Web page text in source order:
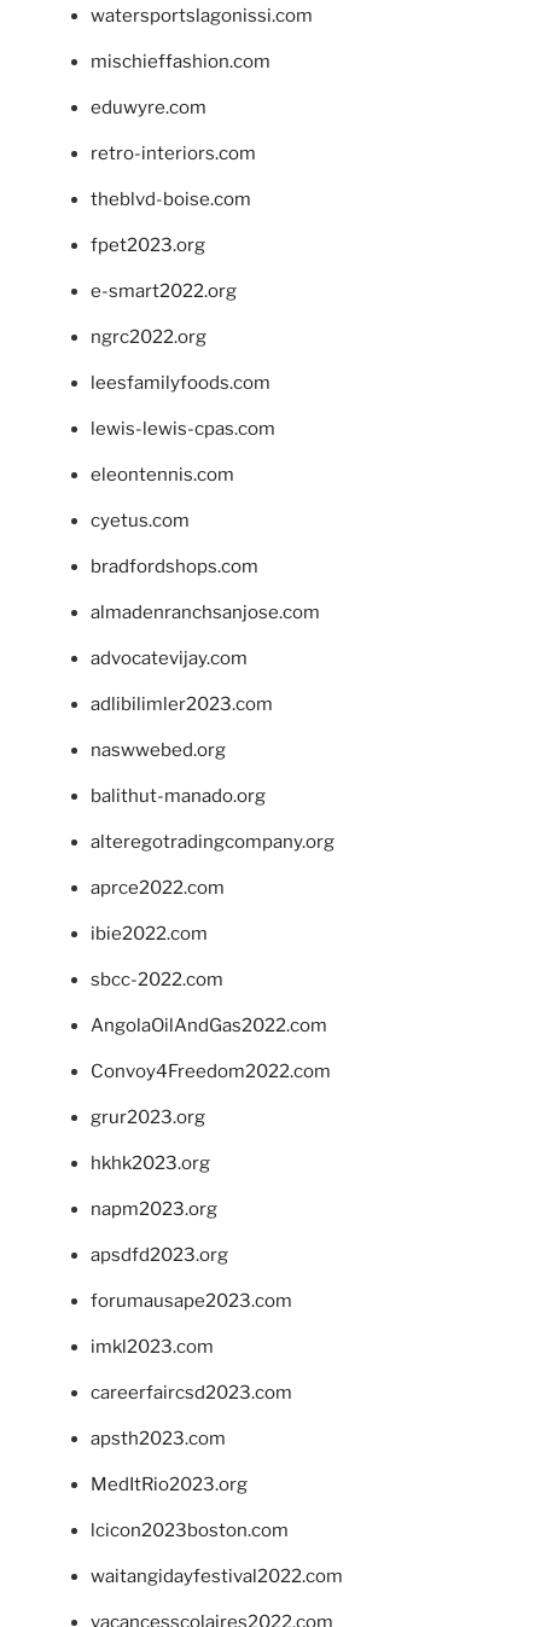
watersportslagonissi.com
mischieffashion.com
eduwyre.com
retro-interiors.com
theblvd-boise.com
fpet2023.org
e-smart2022.org
ngrc2022.org
leesfamilyfoods.com
lewis-lewis-cpas.com
eleontennis.com
cyetus.com
bradfordshops.com
almadenranchsanjose.com
advocatevijay.com
adlibilimler2023.com
naswwebed.org
balithut-manado.org
alteregotradingcompany.org
aprce2022.com
ibie2022.com
sbcc-2022.com
AngolaOilAndGas2022.com
Convoy4Freedom2022.com
grur2023.org
hkhk2023.org
napm2023.org
apsdfd2023.org
forumausape2023.com
imkl2023.com
careerfaircsd2023.com
apsth2023.com
MedItRio2023.org
lcicon2023boston.com
waitangidayfestival2022.com
vacancesscolaires2022.com